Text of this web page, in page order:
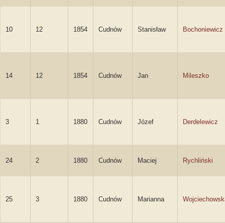
10 12 1854 Cudnów Stanisław Bochoniewicz
14 12 1854 Cudnów Jan Mileszko
3 1 1880 Cudnów Józef Derdelewicz
24 2 1880 Cudnów Maciej Rychliński
25 3 1880 Cudnów Marianna